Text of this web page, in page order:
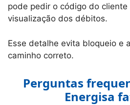
pode pedir o código do cliente
visualização dos débitos.
Esse detalhe evita bloqueio e
caminho correto.
Perguntas
Energisa